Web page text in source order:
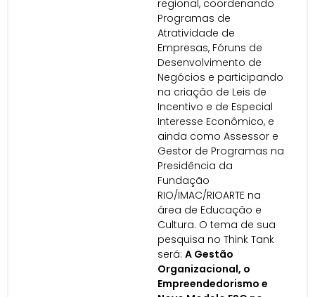
regional, coordenando
Programas de
Atratividade de
Empresas, Fóruns de
Desenvolvimento de
Negócios e participando
na criação de Leis de
Incentivo e de Especial
Interesse Econômico, e
ainda como Assessor e
Gestor de Programas na
Presidência da
Fundação
RIO/IMAC/RIOARTE na
área de Educação e
Cultura. O tema de sua
pesquisa no Think Tank
será: A Gestão
Organizacional, o
Empreendedorismo e